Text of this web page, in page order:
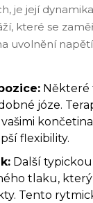
je její
které se
uvolnění
Některé
józe.
flexibility.
Další
tlaku,
Tento